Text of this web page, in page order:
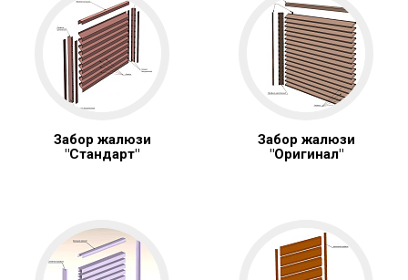
Забор жалюзи
"Стандарт"
Забор жалюзи
"Оригинал"